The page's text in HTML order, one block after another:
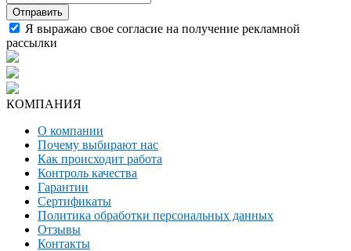
Я выражаю свое согласие на получение рекламной
рассылки
КОМПАНИЯ
О компании
Почему выбирают нас
Как происходит работа
Контроль качества
Гарантии
Сертификаты
Политика обработки персональных данных
Отзывы
Контакты